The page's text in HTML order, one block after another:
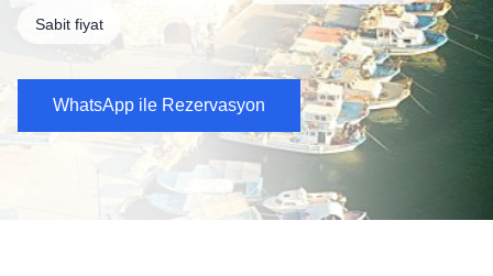
Sabit fiyat
WhatsApp ile Rezervasyon